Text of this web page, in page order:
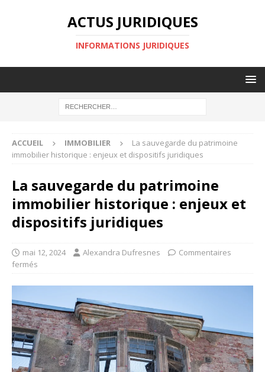
ACTUS JURIDIQUES
INFORMATIONS JURIDIQUES
ACCUEIL IMMOBILIER
La sauvegarde du patrimoine
immobilier historique : enjeux et dispositifs juridiques
La sauvegarde du patrimoine
immobilier historique : enjeux et
dispositifs juridiques
mai 12, 2024 Alexandra Dufresnes
Commentaires
fermés